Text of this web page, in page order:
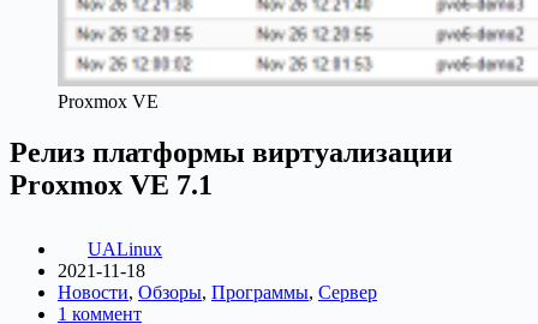
Proxmox VE
Релиз платформы виртуализации
Proxmox VE 7.1
UALinux
2021-11-18
Новости, Обзоры, Программы, Сервер
1 коммент